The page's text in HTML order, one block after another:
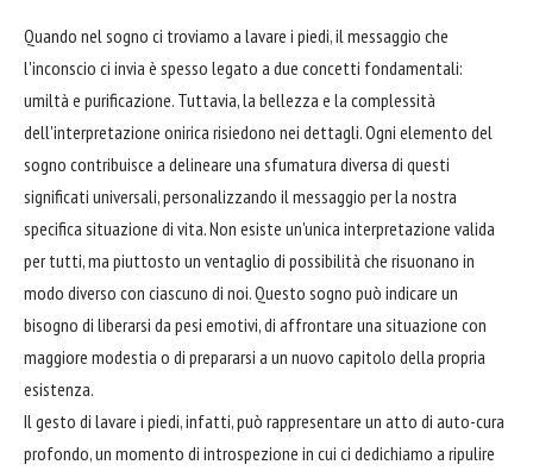
Quando nel sogno ci troviamo a lavare i piedi, il messaggio che
l'inconscio ci invia è spesso legato a due concetti fondamentali:
umiltà e purificazione. Tuttavia, la bellezza e la complessità
dell'interpretazione onirica risiedono nei dettagli. Ogni elemento del
sogno contribuisce a delineare una sfumatura diversa di questi
significati universali, personalizzando il messaggio per la nostra
specifica situazione di vita. Non esiste un'unica interpretazione valida
per tutti, ma piuttosto un ventaglio di possibilità che risuonano in
modo diverso con ciascuno di noi. Questo sogno può indicare un
bisogno di liberarsi da pesi emotivi, di affrontare una situazione con
maggiore modestia o di prepararsi a un nuovo capitolo della propria
esistenza.
Il gesto di lavare i piedi, infatti, può rappresentare un atto di auto-cura
profondo, un momento di introspezione in cui ci dedichiamo a ripulire